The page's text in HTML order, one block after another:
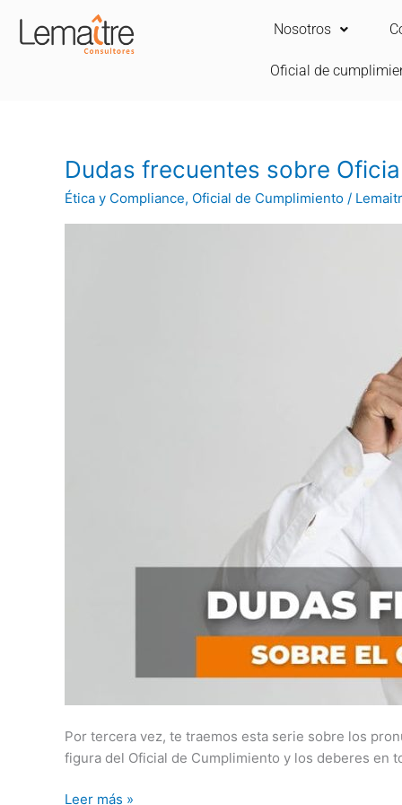
Nosotros
Oficial de
Dudas frecuentes sobre
Ética y Compliance, Oficial de Cumplimiento /
Por tercera vez, te traemos esta serie sobre los
figura del Oficial de Cumplimiento y los deberes en
Dudas
frecuentes
sobre
Oficial
Leer más »